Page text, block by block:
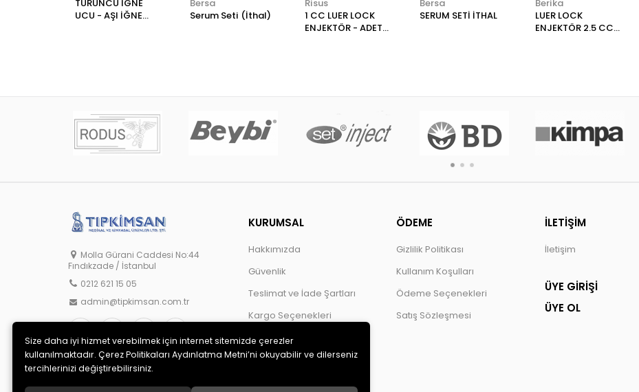
TURUNCU İĞNE
UCU - AŞI İĞNE
Bersa
Serum Seti (İthal)
Risus
1 CC LUER LOCK
ENJEKTÖR - ADET /
Bersa
SERUM SETİ İTHAL
Berika
LUER LOCK
ENJEKTÖR 2.5 CC
Molla Gürani Caddesi No:44
Fındıkzade / İstanbul
0212 621 15 05
admin@tipkimsan.com.tr
KURUMSAL
Hakkımızda
Güvenlik
Teslimat ve İade Şartları
Kargo Seçenekleri
ÖDEME
Gizlilik Politikası
Kullanım Koşulları
Ödeme Seçenekleri
Satış Sözleşmesi
İLETİŞİM
İletişim
ÜYE GİRİŞİ
ÜYE OL
Size daha iyi hizmet verebilmek için internet sitemizde çerezler
kullanılmaktadır. Çerez Politikaları Aydınlatma Metni’ni okuyabilir ve dilerseniz
tercihlerinizi değiştirebilirsiniz.